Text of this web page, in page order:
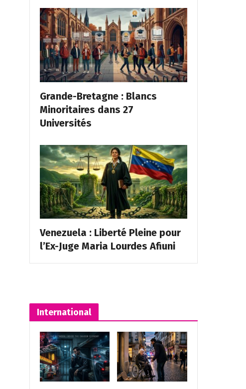
Grande-Bretagne : Blancs
Minoritaires dans 27
Universités
Venezuela : Liberté Pleine pour
l’Ex-Juge Maria Lourdes Afiuni
International